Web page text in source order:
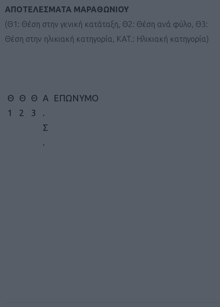
ΑΠΟΤΕΛΕΣΜΑΤΑ ΜΑΡΑΘΩΝΙΟΥ
(Θ1: Θέση στην γενική κατάταξη, Θ2: Θέση ανά φύλο, Θ3:
Θέση στην ηλικιακή κατηγορία, KAT.: Ηλικιακή κατηγορία)
Θ
1
Θ
2
Θ
3
Α
.
Σ
.
ΕΠΩΝΥΜΟ